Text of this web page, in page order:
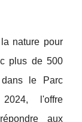
nature pour
plus de 500
le Parc
l'offre
aux